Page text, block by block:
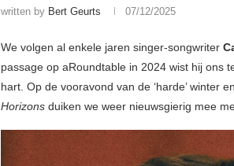
written by Bert Geurts 07/12/2025
We volgen al enkele jaren singer-songwriter
passage op aRoundtable in 2024 wist hij ons
hart. Op de vooravond van de ‘harde’ winter
Horizons duiken we weer nieuwsgierig mee